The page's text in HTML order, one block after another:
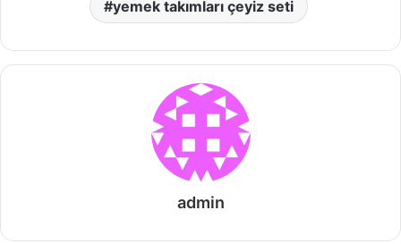
yemek takımları çeyiz seti
admin